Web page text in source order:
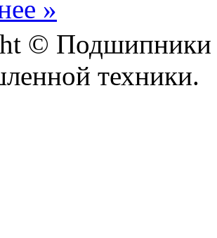
»
© Подшипники
техники.